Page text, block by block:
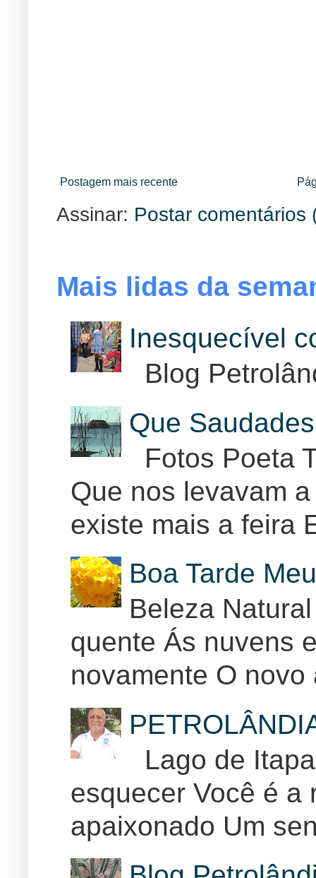
Postagem mais recente
Assinar: Postar comentários
Mais lidas da
Inesquecível
Blog
Que
Fotos Poeta
Que nos levavam
existe mais a feira
Boa Tarde
Beleza
quente Ás nuvens
novamente O
Lago de
esquecer Você é a
apaixonado Um